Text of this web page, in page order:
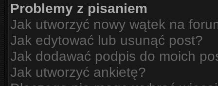
Problemy z pisaniem
Jak utworzyć nowy wątek na
Jak edytować lub usunąć post?
Jak dodawać podpis do moich
Jak utworzyć ankietę?